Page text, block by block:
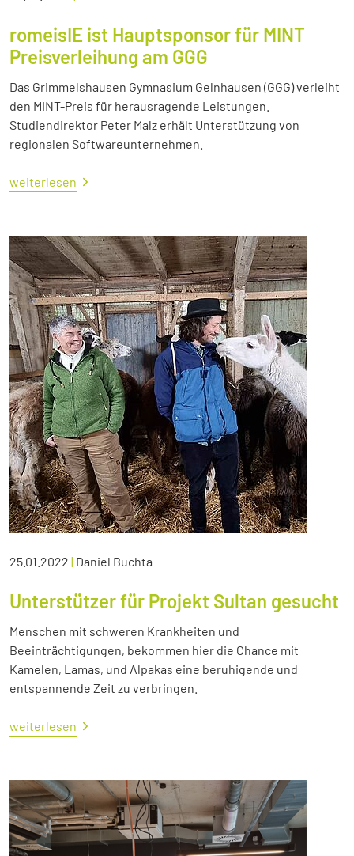
romeisIE ist Hauptsponsor für MINT
Preisverleihung am GGG
Das Grimmelshausen Gymnasium Gelnhausen (GGG) verleiht
den MINT-Preis für herausragende Leistungen.
Studiendirektor Peter Malz erhält Unterstützung von
regionalen Softwareunternehmen.
weiterlesen
25.01.2022 | Daniel Buchta
Unterstützer für Projekt Sultan gesucht
Menschen mit schweren Krankheiten und
Beeinträchtigungen, bekommen hier die Chance mit
Kamelen, Lamas, und Alpakas eine beruhigende und
entspannende Zeit zu verbringen.
weiterlesen